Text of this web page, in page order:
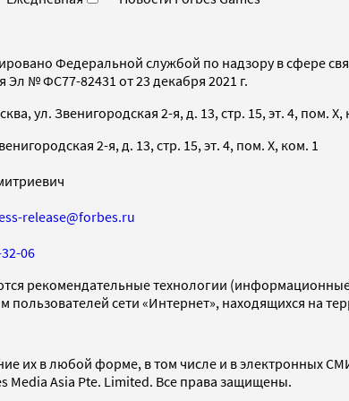
Федеральной службой по надзору в сфере
№ ФС77-82431 от 23 декабря 2021 г.
ул. Звенигородская 2-я, д. 13, стр. 15, эт. 4, пом. X,
2-я, д. 13, стр. 15, эт. 4, пом. X, ком. 1
release@forbes.ru
06
рекомендательные технологии
пользователей сети «Интернет», находящихся на
их в любой форме, в том числе и в электронных
Media Asia Pte. Limited. Все права защищены.